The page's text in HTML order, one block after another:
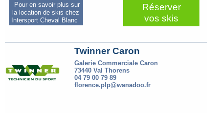
Pour en savoir plus sur
la location de skis chez
Intersport Cheval Blanc
Réserver
vos skis
Twinner Caron
Galerie Commerciale Caron
73440 Val Thorens
04 79 00 79 89
florence.plp@wanadoo.fr